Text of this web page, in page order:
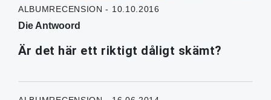
ALBUMRECENSION - 10.10.2016
Die Antwoord
Är det här ett riktigt dåligt skämt?